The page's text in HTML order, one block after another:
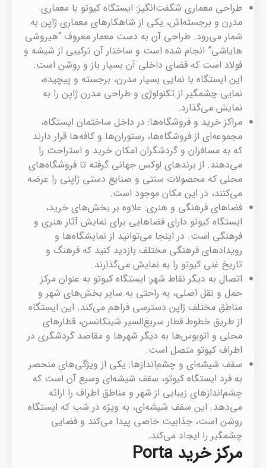
طراحی معماری شگفت‌انگیز: ایستگاه کیوتو با معماری
مدرن و برجسته‌اش، یکی از شاهکارهای معماری ژاپن به
شمار می‌رود. طراحی آن به دست معمار معروف “هیروشی
هایاشی” انجام شده است و ساختار آن ترکیبی از شیشه و
فولاد است که فضای داخلی آن بسیار باز و روشن است.
این ایستگاه با نمایی بسیار مدرن، برجسته و پیچیده،
نمایی چشمگیر از تکنولوژی و طراحی مدرن ژاپن را به
نمایش می‌گذارد.
مراکز خرید و فروشگاه‌ها: در داخل ساختمان ایستگاه،
مجموعه‌ای از فروشگاه‌ها، رستوران‌ها و کافه‌ها قرار دارند
که به مسافران و گردشگران امکان خرید و استراحت را
می‌دهند. از برندهای لوکس جهانی گرفته تا فروشگاه‌های
محلی که محصولات سنتی و صنایع دستی ژاپنی را عرضه
می‌کنند، در این مکان موجود است.
فضاهای فرهنگی و هنری: علاوه بر بخش‌های خرید،
ایستگاه کیوتو دارای فضاهایی برای نمایش آثار هنری و
فرهنگی است. در اینجا می‌توانید از نمایشگاه‌ها و
رویدادهای فرهنگی مختلف بازدید کنید که فرهنگ و
تاریخ غنی کیوتو را به نمایش می‌گذارند.
اتصال به دیگر نقاط شهر: ایستگاه کیوتو به عنوان مرکز
حمل و نقل اصلی، به راحتی به سایر بخش‌های شهر و
مناطق مختلف ژاپن دسترسی فراهم می‌کند. این ایستگاه
از طریق خطوط قطار سریع‌السیر شینکانسن، قطارهای
محلی و اتوبوس‌ها به دیگر شهرها و مقاصد گردشگری در
اطراف کیوتو متصل است.
سقف شیشه‌ای و چشم‌اندازها: یکی از ویژگی‌های منحصر
به فرد ایستگاه کیوتو، سقف شیشه‌ای وسیع آن است که
چشم‌اندازهای زیبایی از شهر و مناطق اطراف را ارائه
می‌دهد. این سقف شیشه‌ای، به ویژه در شب که ایستگاه
روشن است، جذابیت خاصی پیدا می‌کند و فضایی
چشمگیر را ایجاد می‌کند.
مرکز خرید Porta